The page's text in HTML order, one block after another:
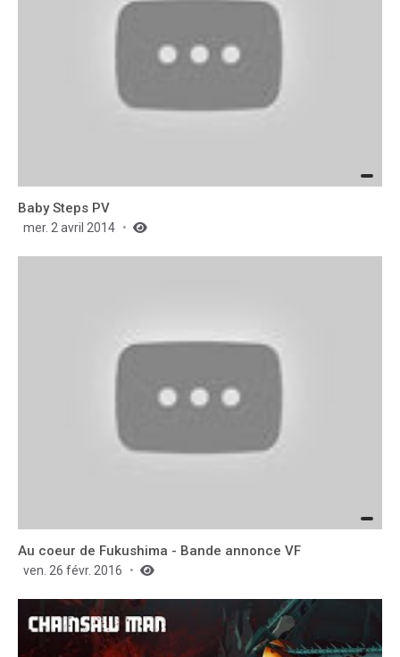
Baby Steps PV
mer. 2 avril 2014
Au coeur de Fukushima - Bande annonce VF
ven. 26 févr. 2016